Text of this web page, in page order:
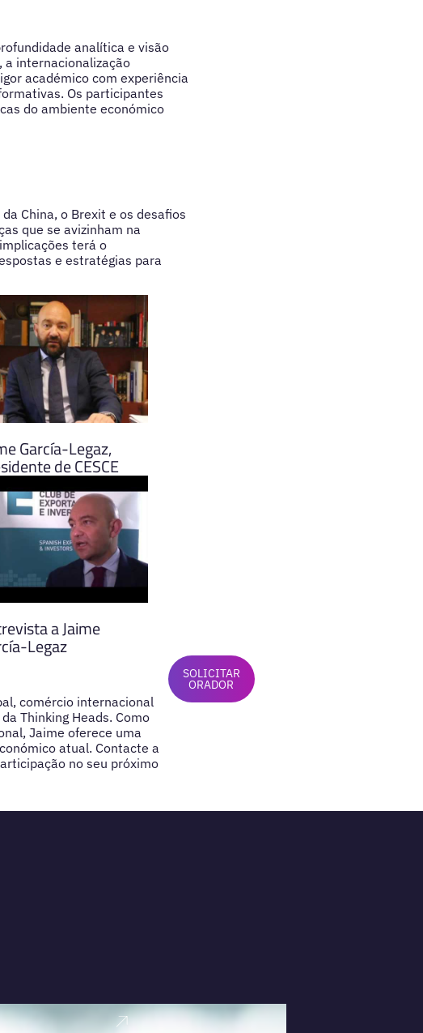
analítica e visão
a internacionalização
académico com experiência
Os participantes
do ambiente económico
China, o Brexit e os desafios
que se avizinham na
terá o
e estratégias para
García-Legaz,
de CESCE
a Jaime
Legaz
comércio internacional
Thinking Heads. Como
Jaime oferece uma
atual. Contacte a
no seu próximo
SOLICITAR
ORADOR